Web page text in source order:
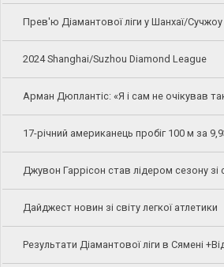
Прев'ю Діамантової ліги у Шанхаї/Сучжоу
2024 Shanghai/Suzhou Diamond League
Арман Дюплантіс: «Я і сам не очікував
17-річний американець пробіг 100 м за
Джувон Гаррісон став лідером сезону зі
Дайджест новин зі світу легкої атлетики
Результати Діамантової ліги в Сямені